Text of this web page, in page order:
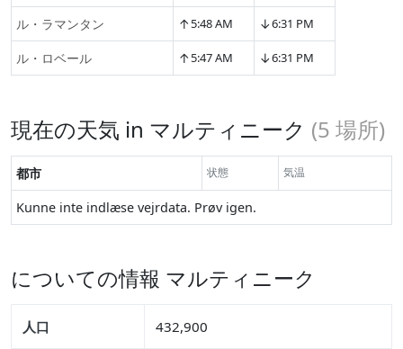
ル・ラマンタン ↑5:48 AM ↓6:31 PM
ル・ロベール ↑5:47 AM ↓6:31 PM
現在の天気 in マルティニーク (5 場所)
都市 状態 気温
Kunne inte indlæse vejrdata. Prøv igen.
についての情報 マルティニーク
人口 432,900